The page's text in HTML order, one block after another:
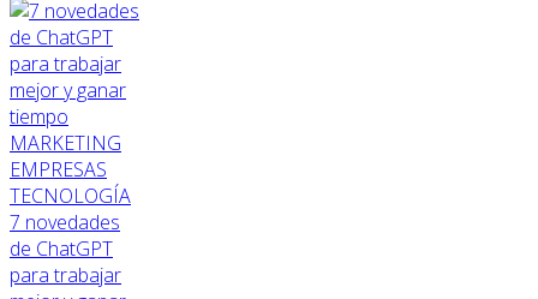
MARKETING
EMPRESAS
TECNOLOGÍA
7 novedades
de ChatGPT
para trabajar